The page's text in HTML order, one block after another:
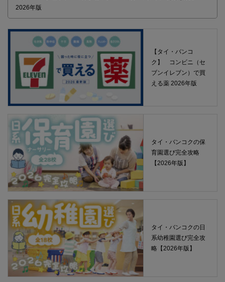
2026年版
【タイ・バンコ
ク】 コンビニ（セ
ブンイレブン）で買
える薬 2026年版
タイ・バンコクの保
育園選び完全攻略
【2026年版】
タイ・バンコクの日
系幼稚園選び完全攻
略【2026年版】